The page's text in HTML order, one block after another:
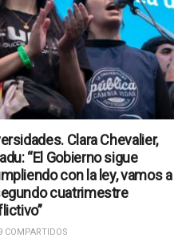
Clara Chevalier,
“El Gobierno sigue
con la ley, vamos a
cuatrimestre
COMPARTIDOS